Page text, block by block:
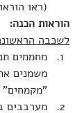
(ראו
הוראות הכנה:
לשכבה
משמנים
מערבבים